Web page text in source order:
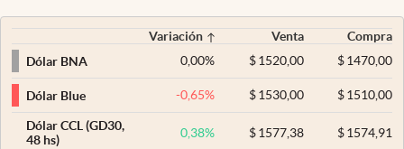
Variación Venta
Compra
Dólar BNA
0,00% $ 1520,00 $1470,00
Dólar Blue -0,65% $ 1530,00 $1510,00
Dólar CCL (GD30,
48 hs)
0,38% $ 1577,38 $1574,91